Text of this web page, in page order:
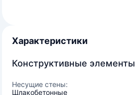
Характеристики
Конструктивные элементы
Несущие стены:
Шлакобетонные